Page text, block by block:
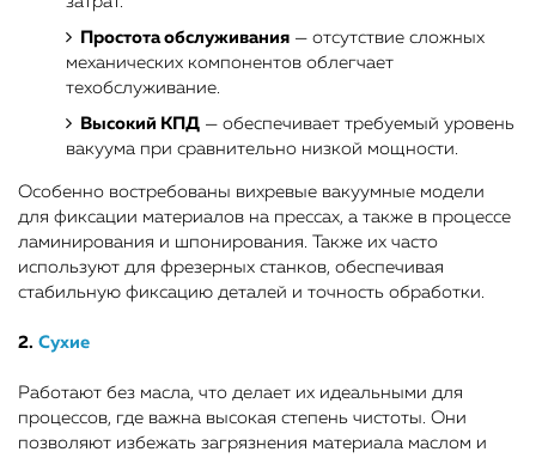
Простота обслуживания — отсутствие сложных
механических компонентов облегчает
техобслуживание.
Высокий КПД — обеспечивает требуемый уровень
вакуума при сравнительно низкой мощности.
Особенно востребованы вихревые вакуумные модели
для фиксации материалов на прессах, а также в процессе
ламинирования и шпонирования. Также их часто
используют для фрезерных станков, обеспечивая
стабильную фиксацию деталей и точность обработки.
2. Сухие
Работают без масла, что делает их идеальными для
процессов, где важна высокая степень чистоты. Они
позволяют избежать загрязнения материала маслом и